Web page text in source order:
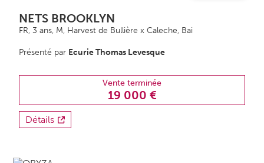
NETS BROOKLYN
FR, 3 ans, M, Harvest de Bullière x Caleche, Bai
Présenté par Ecurie Thomas Levesque
Vente terminée
19 000 €
Détails